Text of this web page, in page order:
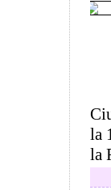
la
la